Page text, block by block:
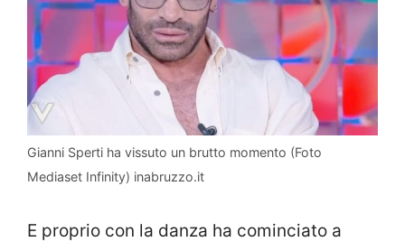
Gianni Sperti ha vissuto un brutto momento (Foto
Mediaset Infinity) inabruzzo.it
E proprio con la danza ha cominciato a